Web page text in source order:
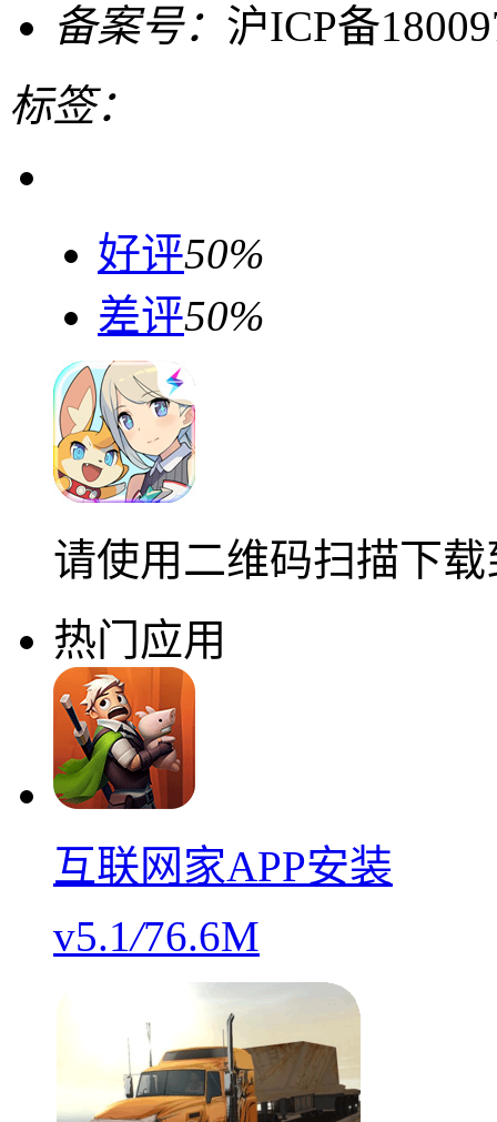
备案号： 沪ICP备
标签：
好评50%
差评50%
请使用二维码扫描下
热门应用
互联网家APP安装
v5.1/76.6M